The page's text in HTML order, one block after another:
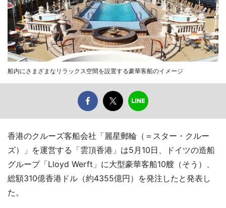
船内にさまざまなリラックス空間を設置する豪華客船のイメージ
香港のクルーズ客船会社「麗星郵輪（＝スター・クルー
ズ）」を運営する「雲頂香港」は5月10日、ドイツの造船
グループ「Lloyd Werft」に大型豪華客船10艘（そう）、
総額310億香港ドル（約4355億円）を発注したと発表し
た。